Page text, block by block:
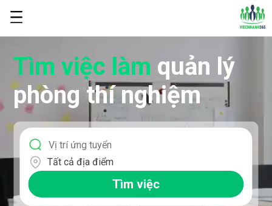
Tìm việc làm quản lý
phòng thí nghiệm
Tất cả địa điểm
Tìm việc